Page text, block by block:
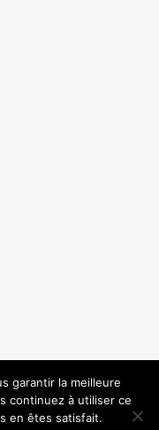
garantir la meilleure
continuez à utiliser ce
en êtes satisfait.